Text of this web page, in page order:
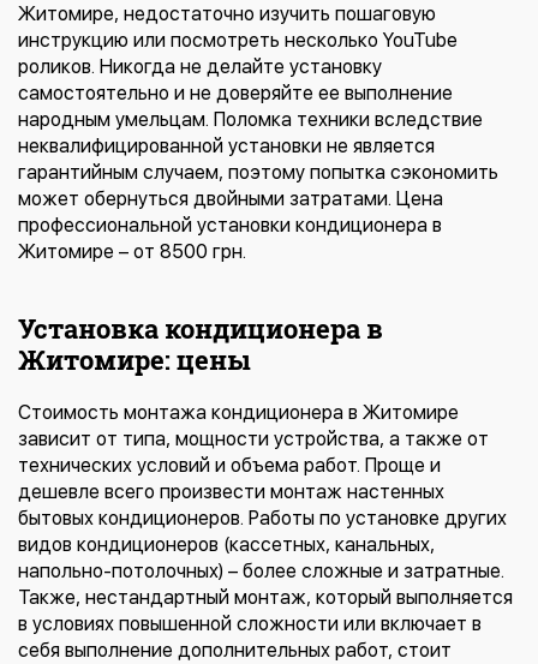
Житомире, недостаточно изучить пошаговую
инструкцию или посмотреть несколько YouTube
роликов. Никогда не делайте установку
самостоятельно и не доверяйте ее выполнение
народным умельцам. Поломка техники вследствие
неквалифицированной установки не является
гарантийным случаем, поэтому попытка сэкономить
может обернуться двойными затратами. Цена
профессиональной установки кондиционера в
Житомире – от 8500 грн.
Установка кондиционера в
Житомире: цены
Стоимость монтажа кондиционера в Житомире
зависит от типа, мощности устройства, а также от
технических условий и объема работ. Проще и
дешевле всего произвести монтаж настенных
бытовых кондиционеров. Работы по установке других
видов кондиционеров (кассетных, канальных,
напольно-потолочных) – более сложные и затратные.
Также, нестандартный монтаж, который выполняется
в условиях повышенной сложности или включает в
себя выполнение дополнительных работ, стоит